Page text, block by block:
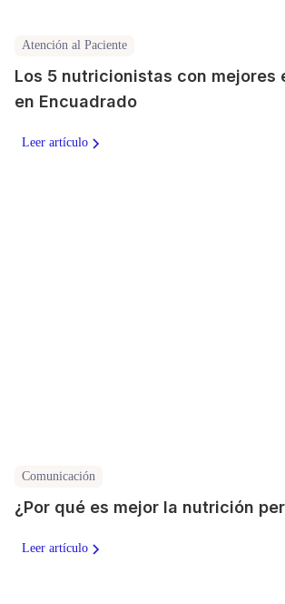
Atención al Paciente
Los 5 nutricionistas con mejores
en Encuadrado
Leer artículo
Comunicación
¿Por qué es mejor la nutrición
Leer artículo